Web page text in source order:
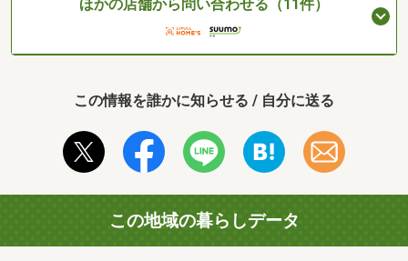
ほかの店舗から問い合わせる（11件）
この情報を誰かに知らせる / 自分に送る
この地域の暮らしデータ